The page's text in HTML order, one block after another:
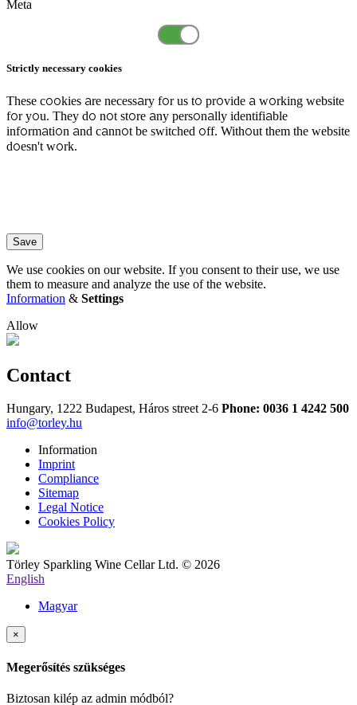
Meta
Strictly necessary cookies
These cookies are necessary for us to provide a working website
for you. They do not store any personally identifiable
information and cannot be switched off. Without them the website
doesn't work.
Save
We use cookies on our website. If you consent to their use, we use
them to measure and analyze the use of the website.
Information & Settings
Allow
Contact
Hungary, 1222 Budapest, Háros street 2-6 Phone: 0036 1 4242 500
info@torley.hu
Information
Imprint
Compliance
Sitemap
Legal Notice
Cookies Policy
Törley Sparkling Wine Cellar Ltd. © 2026
English
Magyar
×
Megerősítés szükséges
Biztosan kilép az admin módból?